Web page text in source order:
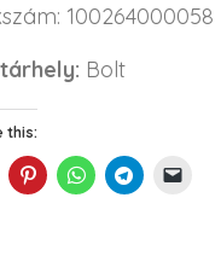
100264000058
Bolt
this: